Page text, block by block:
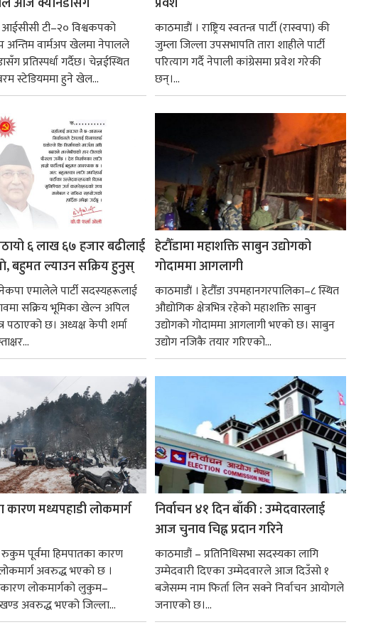
आईसीसी टी–२० विश्वकपको
अन्तिम वार्मअप खेलमा नेपालले
प्रतिस्पर्धा गर्दैछ। चेन्नईस्थित
स्टेडियममा हुने खेल...
काठमाडाैं । राष्ट्रिय स्वतन्त्र पार्टी (रास्वपा) की
जुम्ला जिल्ला उपसभापति तारा शाहीले पार्टी
परित्याग गर्दै नेपाली कांग्रेसमा प्रवेश गरेकी
छन्।...
६ लाख ६७ हजार बढीलाई
बहुमत ल्याउन सक्रिय हुनुस्
एमालेले पार्टी सदस्यहरूलाई
सक्रिय भूमिका खेल्न अपिल
पठाएको छ। अध्यक्ष केपी शर्मा
हेटौँडामा महाशक्ति साबुन उद्योगको
गोदाममा आगलागी
काठमाडाैं । हेटौँडा उपमहानगरपालिका–८ स्थित
औद्योगिक क्षेत्रभित्र रहेको महाशक्ति साबुन
उद्योगको गोदाममा आगलागी भएको छ। साबुन
उद्योग नजिकै तयार गरिएको...
कारण मध्यपहाडी लोकमार्ग
पूर्वमा हिमपातका कारण
अवरुद्ध भएको छ ।
लोकमार्गको लुकुम–
खण्ड अवरुद्ध भएको जिल्ला...
निर्वाचन ४१ दिन बाँकी : उम्मेदवारलाई
आज चुनाव चिह्न प्रदान गरिने
काठमाडौं – प्रतिनिधिसभा सदस्यका लागि
उम्मेदवारी दिएका उम्मेदवारले आज दिउँसो १
बजेसम्म नाम फिर्ता लिन सक्ने निर्वाचन आयोगले
जनाएको छ।...